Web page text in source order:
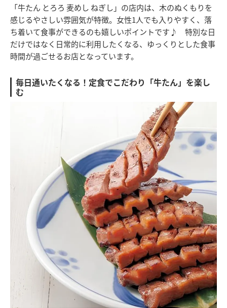
「牛たん とろろ 麦めし ねぎし」の店内は、木のぬくもりを
感じるやさしい雰囲気が特徴。女性1人でも入りやすく、落
ち着いて食事ができるのも嬉しいポイントです♪ 特別な日
だけではなく日常的に利用したくなる、ゆっくりとした食事
時間が過ごせるお店となっています。
毎日通いたくなる！定食でこだわり「牛たん」を楽し
む